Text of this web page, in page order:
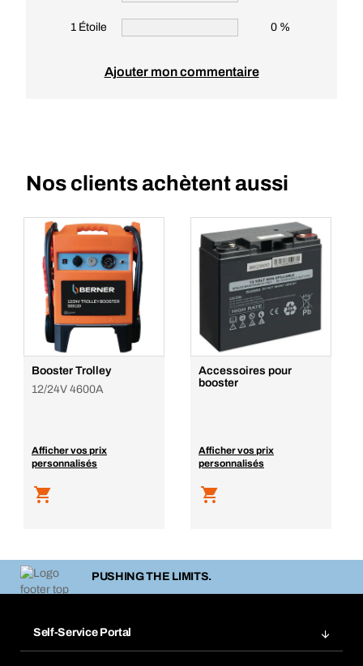
1 Étoile 0 %
Ajouter mon commentaire
Nos clients achètent aussi
Booster Trolley
12/24V 4600A
Afficher vos prix
personnalisés
Accessoires pour
booster
Afficher vos prix
personnalisés
PUSHING THE LIMITS.
Self-Service Portal